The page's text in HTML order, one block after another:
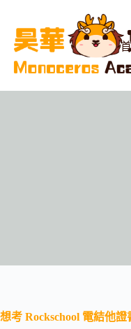
想考 Rockschool 電結他